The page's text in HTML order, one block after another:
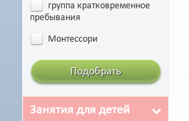
группа кратковременное
пребывания
Монтессори
Подобрать
Занятия для детей